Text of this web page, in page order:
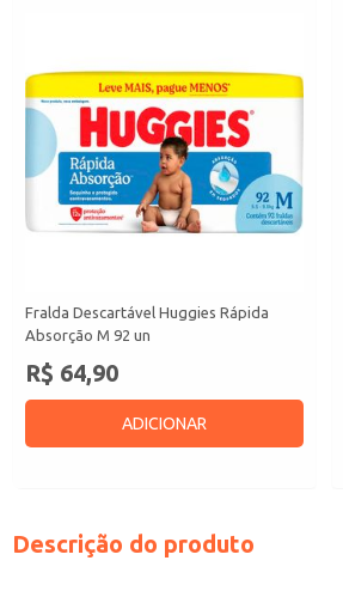
Fralda Descartável Huggies Rápida
Absorção M 92 un
R$ 64,90
ADICIONAR
Descrição do produto